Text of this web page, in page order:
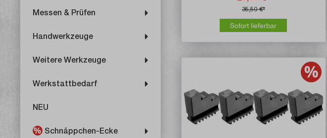
Messen & Prüfen
Handwerkzeuge
Weitere Werkzeuge
Werkstattbedarf
NEU
Schnäppchen-Ecke
35,50 €*
Sofort lieferbar